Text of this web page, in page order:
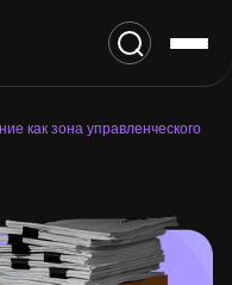
как зона управленческого